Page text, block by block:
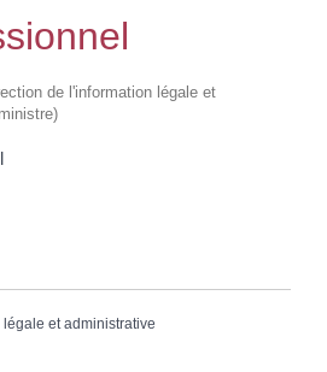
de l'information légale et
et administrative